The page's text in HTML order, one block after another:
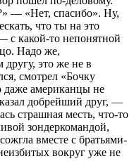
— «Нет, спасибо». Ну,
что ты на это
какой-то непонятной
Надо же,
это же не в
смотрел «Бочку
даже американцы не
добрейший друг, —
страшная месть, что-то
зондеркомандой,
вместе с братьями-
вокруг уже не